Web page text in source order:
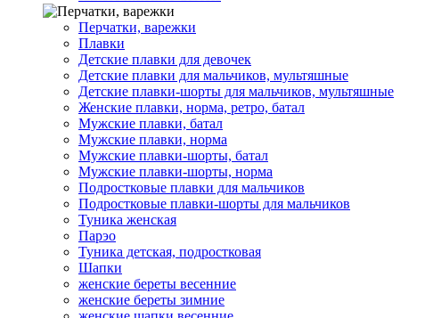
Перчатки, варежки
Плавки
Детские плавки для девочек
Детские плавки для мальчиков, мультяшные
Детские плавки-шорты для мальчиков, мультяшные
Женские плавки, норма, ретро, батал
Мужские плавки, батал
Мужские плавки, норма
Мужские плавки-шорты, батал
Мужские плавки-шорты, норма
Подростковые плавки для мальчиков
Подростковые плавки-шорты для мальчиков
Туникa женская
Парэо
Туника детская, подростковая
Шапки
женские береты весенние
женские береты зимние